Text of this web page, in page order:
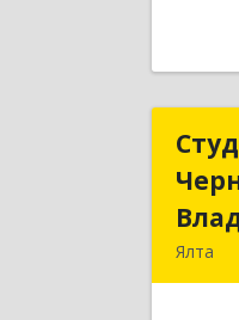
Ялта